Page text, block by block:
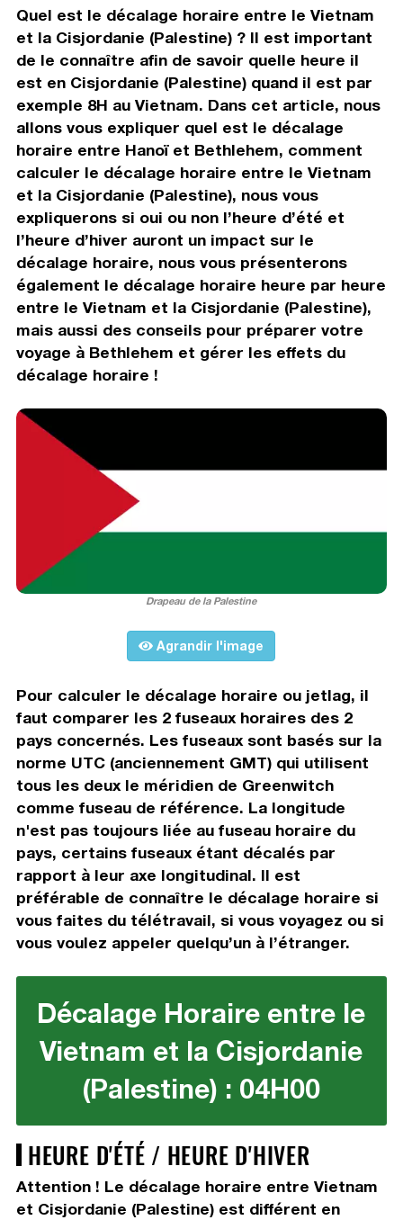
Quel est le décalage horaire entre le Vietnam
et la Cisjordanie (Palestine) ? Il est important
de le connaître afin de savoir quelle heure il
est en Cisjordanie (Palestine) quand il est par
exemple 8H au Vietnam. Dans cet article, nous
allons vous expliquer quel est le décalage
horaire entre Hanoï et Bethlehem, comment
calculer le décalage horaire entre le Vietnam
et la Cisjordanie (Palestine), nous vous
expliquerons si oui ou non l’heure d’été et
l’heure d’hiver auront un impact sur le
décalage horaire, nous vous présenterons
également le décalage horaire heure par heure
entre le Vietnam et la Cisjordanie (Palestine),
mais aussi des conseils pour préparer votre
voyage à Bethlehem et gérer les effets du
décalage horaire !
Drapeau de la Palestine
Agrandir l'image
Pour calculer le décalage horaire ou jetlag, il
faut comparer les 2 fuseaux horaires des 2
pays concernés. Les fuseaux sont basés sur la
norme UTC (anciennement GMT) qui utilisent
tous les deux le méridien de Greenwitch
comme fuseau de référence. La longitude
n'est pas toujours liée au fuseau horaire du
pays, certains fuseaux étant décalés par
rapport à leur axe longitudinal. Il est
préférable de connaître le décalage horaire si
vous faites du télétravail, si vous voyagez ou si
vous voulez appeler quelqu’un à l’étranger.
Décalage Horaire entre le
Vietnam et la Cisjordanie
(Palestine) : 04H00
HEURE D'ÉTÉ / HEURE D'HIVER
Attention ! Le décalage horaire entre Vietnam
et Cisjordanie (Palestine) est différent en